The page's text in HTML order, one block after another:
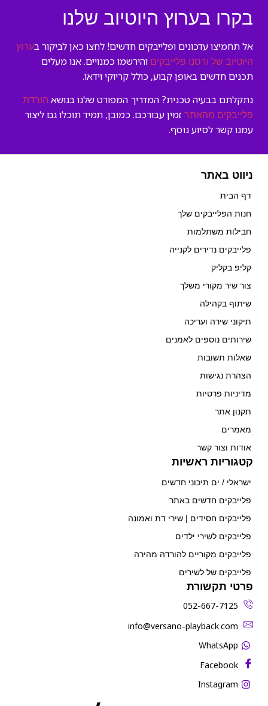
בקרו בערוץ היוטיוב שלנו
אל תחמיצו עדכונים ופלייבקים חדשים! לחצו כאן לביקור בערוץ
היוטיוב של ורסנו פלייבקים והירשמו כמנויים. אנו מעלים
תכנים חדשים באופן קבוע, כולל קריוקי וידאו.
נתקלתם בבעיה טכנית? המדריך המפורט שלנו בנושא הורדת
פלייבקים מהאתר זמין עבורכם. כמובן, תמיד תוכלו גם ליצור
עמנו קשר לסיוע נוסף.
ניווט באתר
דף הבית
חנות הפלייבקים שלך
חבילות משתלמות
פלייבקים נדירים לקנייה
קליפ בקליק
צור שיר מקורי משלך
שיתוף בקהילה
תיקוני שירה ועריכה
שירותים נוספים לאמנים
שאלות תשובות
הצהרת נגישות
מדיניות פרטיות
תקנון אתר
מאמרים
אודות וצור קשר
קטגוריות ראשיות
ישראלי / ים תיכוני חדשים
פלייבקים חדשים באתר
פלייבקים חסידים | שירי דת ואמונה
פלייבקים לשירי ילדים
פלייבקים מקוריים להורדה מהירה
פלייבקים של לשירים
פרטי תקשורת
052-667-7125
‫info@versano-playback.com‬
WhatsApp
Facebook
Instagram